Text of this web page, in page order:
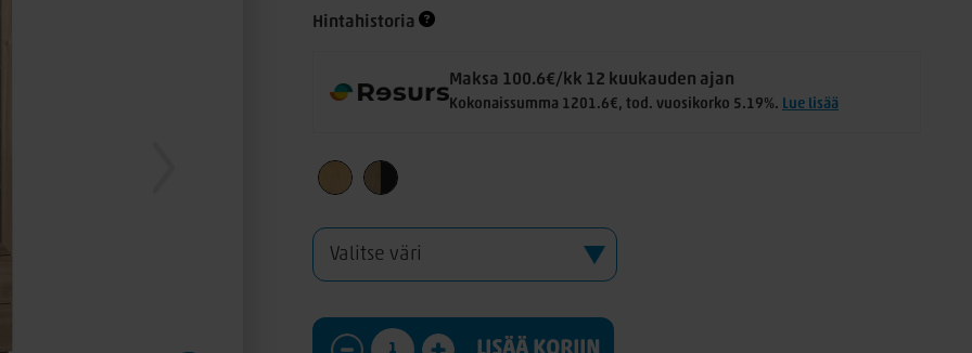
Hintahistoria
Maksa 100.6€/kk 12 kuukauden ajan
Kokonaissumma 1201.6€, tod. vuosikorko 5.19%. Lue lisää